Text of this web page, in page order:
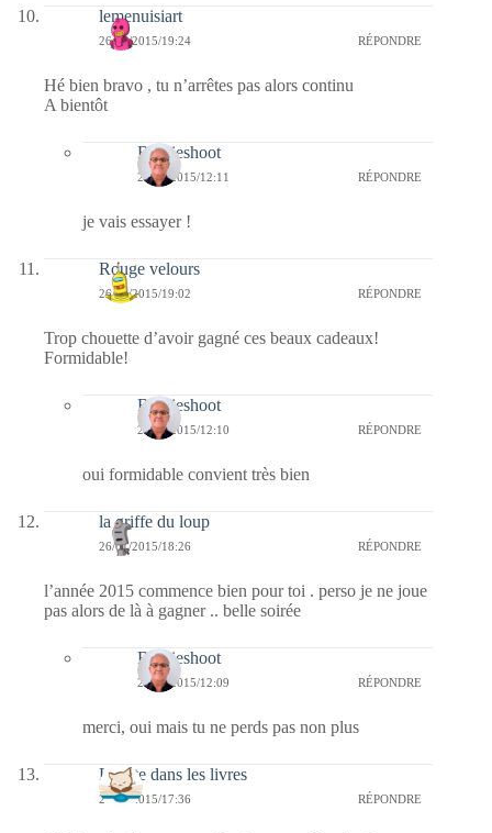
lemenuisiart
26/01/2015/19:24 RÉPONDRE
Hé bien bravo , tu n’arrêtes pas alors continu
A bientôt
Bernieshoot
27/01/2015/12:11 RÉPONDRE
je vais essayer !
Rouge velours
26/01/2015/19:02 RÉPONDRE
Trop chouette d’avoir gagné ces beaux cadeaux!
Formidable!
Bernieshoot
27/01/2015/12:10 RÉPONDRE
oui formidable convient très bien
la griffe du loup
26/01/2015/18:26 RÉPONDRE
l’année 2015 commence bien pour toi . perso je ne joue
pas alors de là à gagner .. belle soirée
Bernieshoot
27/01/2015/12:09 RÉPONDRE
merci, oui mais tu ne perds pas non plus
La tête dans les livres
26/01/2015/17:36 RÉPONDRE